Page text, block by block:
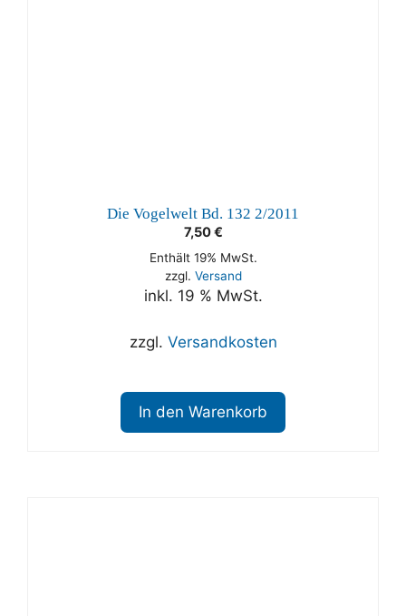
Die Vogelwelt Bd. 132 2/2011
7,50€
Enthält 19% MwSt.
zzgl. Versand
inkl. 19 % MwSt.
zzgl. Versandkosten
In den Warenkorb